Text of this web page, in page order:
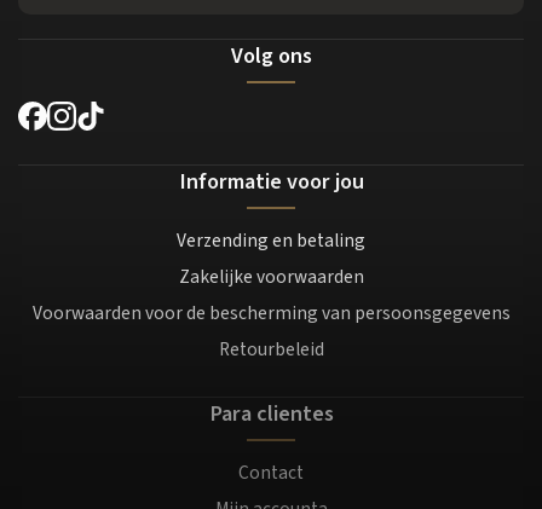
Volg ons
Informatie voor jou
Verzending en betaling
Zakelijke voorwaarden
Voorwaarden voor de bescherming van persoonsgegevens
Retourbeleid
Para clientes
Contact